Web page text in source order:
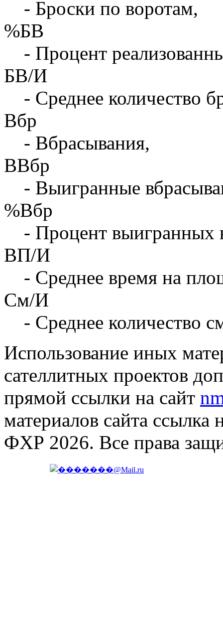
- Броски по воротам,
%БВ
- Процент
БВ/И
- Среднее количество
Вбр
- Вбрасывания,
ВВбр
- Выигранные
%Вбр
- Процент выигранных
ВП/И
- Среднее время на
См/И
- Среднее количество
Использование иных
сателлитных проектов
прямой ссылки на сайт
материалов сайта ссылка
ФХР 2026. Все права